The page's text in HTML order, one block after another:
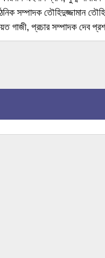
সম্পাদক তৌহিদুজ্জামান
প্রচার সম্পাদক দেব